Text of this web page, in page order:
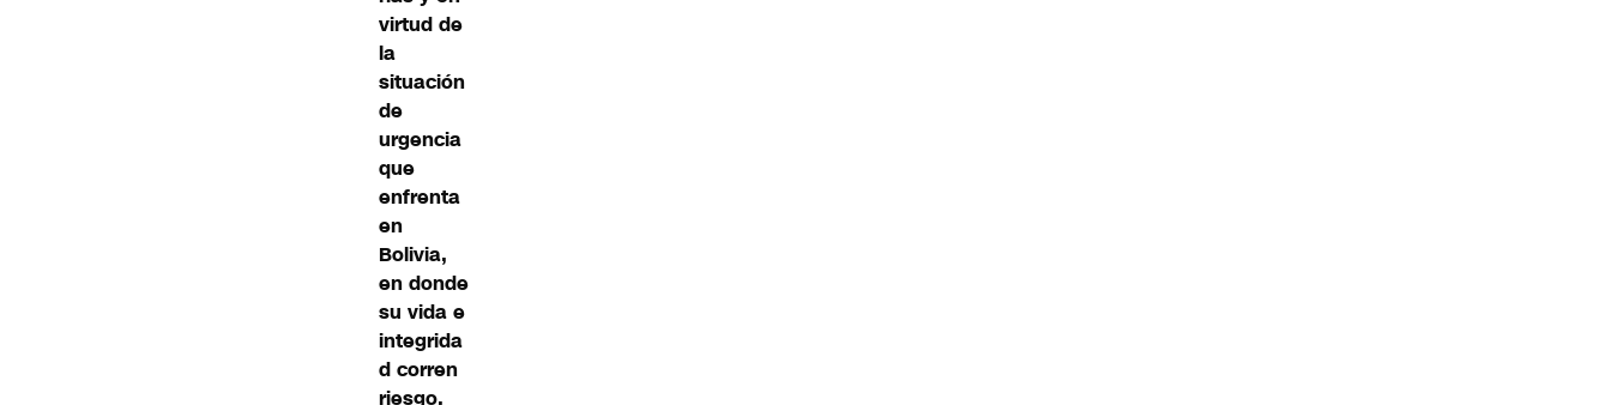
virtud de
la
situación
de
urgencia
que
enfrenta
en
Bolivia,
en donde
su vida e
integrida
d corren
riesgo.